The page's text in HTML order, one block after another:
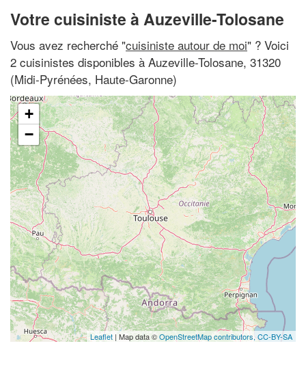
Votre cuisiniste à Auzeville-Tolosane
Vous avez recherché "cuisiniste autour de moi" ? Voici
2 cuisinistes disponibles à Auzeville-Tolosane, 31320
(Midi-Pyrénées, Haute-Garonne)
+
−
Leaflet | Map data ©OpenStreetMap contributors,CC-BY-SA